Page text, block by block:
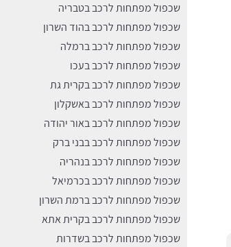
שכפול מפתחות לרכב בטבריה
שכפול מפתחות לרכב בהוד השרון
שכפול מפתחות לרכב ברמלה
שכפול מפתחות לרכב בעכו
שכפול מפתחות לרכב בקרית גת
שכפול מפתחות לרכב באשקלון
שכפול מפתחות לרכב באור יהודה
שכפול מפתחות לרכב בבני ברק
שכפול מפתחות לרכב בנהריה
שכפול מפתחות לרכב בכרמיאל
שכפול מפתחות לרכב ברמת השרון
שכפול מפתחות לרכב בקרית אתא
שכפול מפתחות לרכב בשדרות